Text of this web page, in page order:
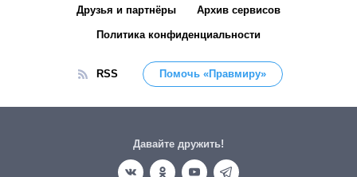
Друзья и партнёры Архив сервисов
Политика конфиденциальности
RSS Помочь «Правмиру»
Давайте дружить!